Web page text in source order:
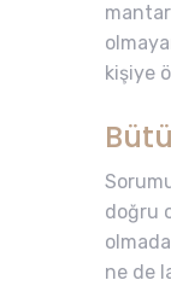
kişiye
doğru
ne de